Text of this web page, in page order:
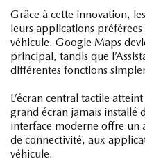
Grâce à cette innovation,
leurs applications
véhicule. Google Maps
principal, tandis que
différentes fonctions
L’écran central tactile atteint
grand écran jamais installé
interface moderne offre un
de connectivité, aux
véhicule.